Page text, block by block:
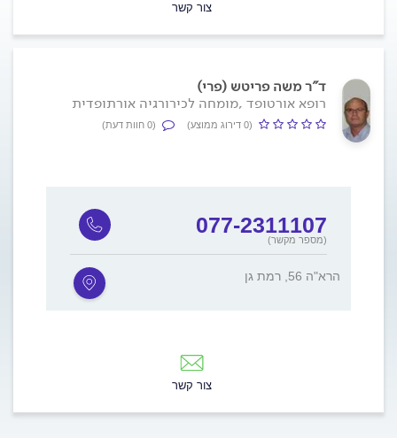
צור קשר
ד"ר משה פריטש (פרי)
רופא אורטופד ,מומחה לכירורגיה אורתופדית
(0 דירוג ממוצע) (0 חוות דעת)
077-2311107
(מספר מקשר)
הרא"ה 56, רמת גן
צור קשר